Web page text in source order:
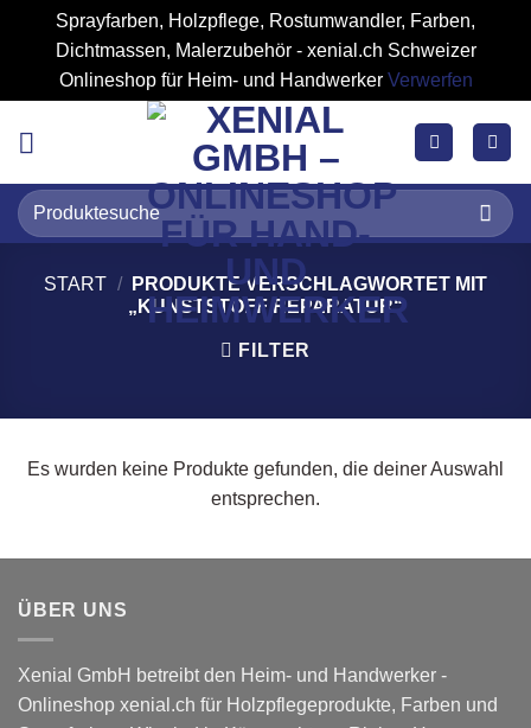
Sprayfarben, Holzpflege, Rostumwandler, Farben,
Dichtmassen, Malerzubehör - xenial.ch Schweizer
Onlineshop für Heim- und Handwerker Verwerfen
Suchen
nach:
START /
PRODUKTE VERSCHLAGWORTET MIT
„KUNSTSTOFF REPARATUR“
FILTER
Es wurden keine Produkte gefunden, die deiner Auswahl
entsprechen.
ÜBER UNS
Xenial GmbH betreibt den Heim- und Handwerker -
Onlineshop xenial.ch für Holzpflegeprodukte, Farben und